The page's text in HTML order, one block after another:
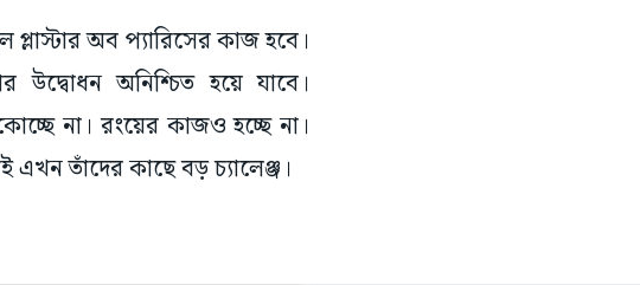
অব প্যারিসের কাজ হবে।
অনিশ্চিত হয়ে যাবে।
না। রংয়ের কাজও হচ্ছে না।
এখন তাঁদের কাছে বড় চ্যালেঞ্জ।